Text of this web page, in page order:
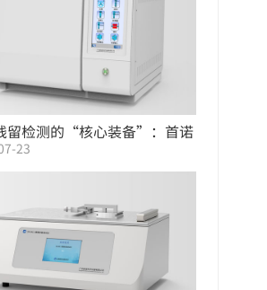
留检测的“核心装备”：首诺
仪系列
23